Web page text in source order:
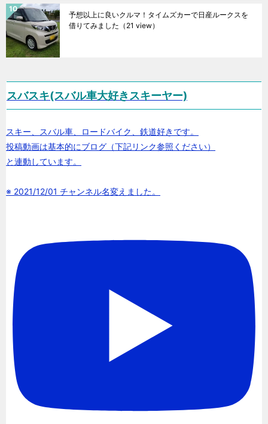
予想以上に良いクルマ！タイムズカーで日産ルークスを
借りてみました （21 view）
スバスキ(スバル車大好きスキーヤー)
スキー、スバル車、ロードバイク、鉄道好きです。
投稿動画は基本的にブログ（下記リンク参照ください）
と連動しています。
※ 2021/12/01 チャンネル名変えました。